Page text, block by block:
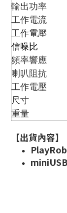
輸出功率
工作電流
工作電壓
信噪比
頻率響應
喇叭阻抗
工作電壓
尺寸
重量
【出貨內容】